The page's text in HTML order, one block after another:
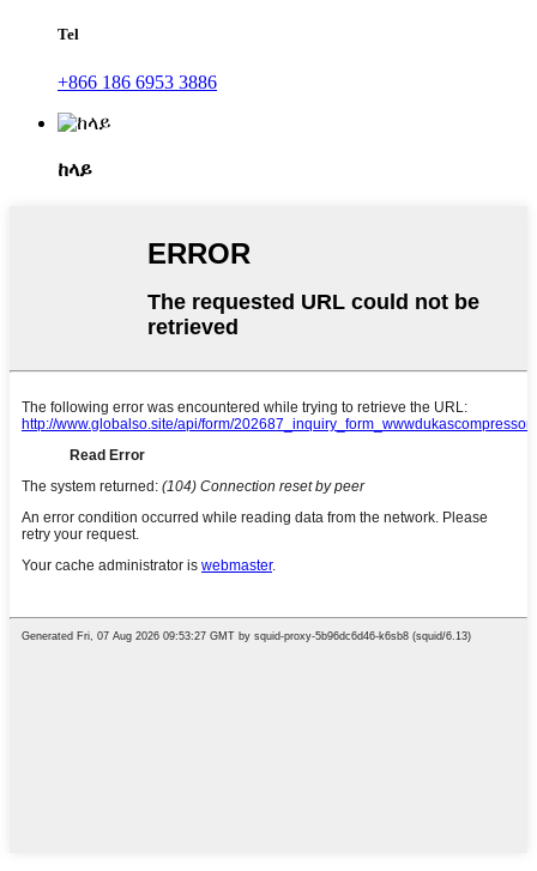
Tel
+866 186 6953 3886
ከላይ